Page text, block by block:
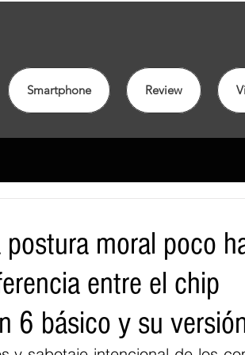
Smartphone Review
moral poco
entre el chip
6 básico y su